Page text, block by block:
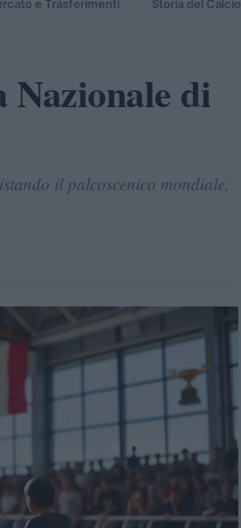
e Trasferimenti Storia del Calcio
Nazionale di
il palcoscenico mondiale,